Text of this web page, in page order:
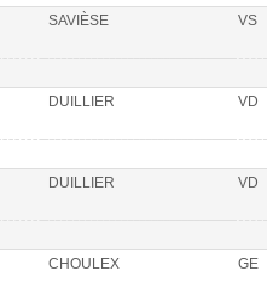
SAVIÈSE VS
DUILLIER VD
DUILLIER VD
CHOULEX GE